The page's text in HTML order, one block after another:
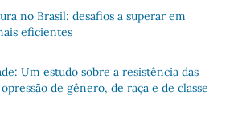
no Brasil: desafios a superar em
eficientes
Um estudo sobre a resistência das
de gênero, de raça e de classe